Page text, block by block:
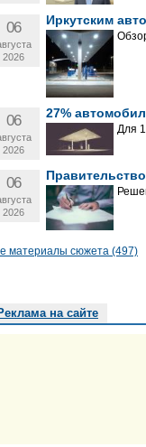
06
2026
Иркутским
06
2026
27%
Для
06
2026
материалы сюжета (497)
на сайте